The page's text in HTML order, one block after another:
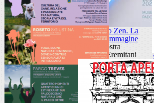
Giancarlo Zen. La
luce fa l'immagine
Mostra
Museo Eremitani